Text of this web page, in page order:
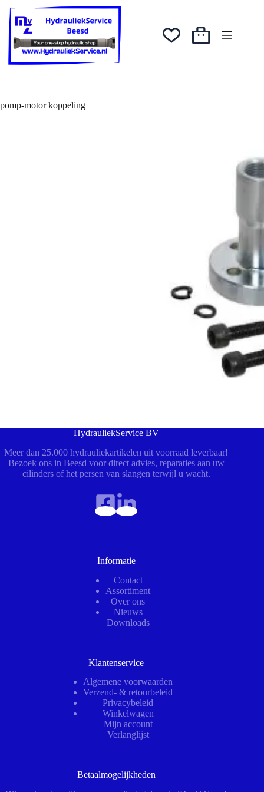
naar
inhoud
Winkelwagen
pomp-motor koppeling
HydrauliekService BV
Meer dan 25.000 hydrauliekartikelen uit voorraad leverbaar!
Bezoek ons in Beesd voor direct advies, reparaties aan uw
cilinders of het persen van slangen terwijl u wacht.
Informatie
Contact
Assortiment
Over ons
Nieuws
Downloads
Klantenservice
Algemene voorwaarden
Verzend- & retourbeleid
Privacybeleid
Winkelwagen
Mijn account
Verlanglijst
Betaalmogelijkheden